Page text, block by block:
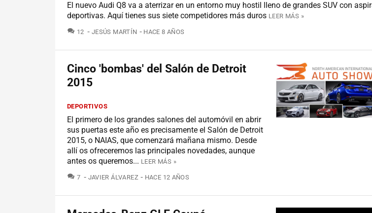
El nuevo Audi Q8 va a aterrizar en un entorno muy hostil lleno de grandes SUV con
deportivas. Aquí tienes sus siete competidores más duros LEER MÁS »
12 COMENTARIOS
JESÚS MARTÍN HACE 8 AÑOS
Cinco 'bombas' del Salón de Detroit
2015
DEPORTIVOS
El primero de los grandes salones del automóvil en abrir
sus puertas este año es precisamente el Salón de Detroit
2015, o NAIAS, que comenzará mañana mismo. Desde
allí os ofreceremos las principales novedades, aunque
antes os queremos... LEER MÁS »
7 COMENTARIOS
JAVIER ÁLVAREZ HACE 12 AÑOS